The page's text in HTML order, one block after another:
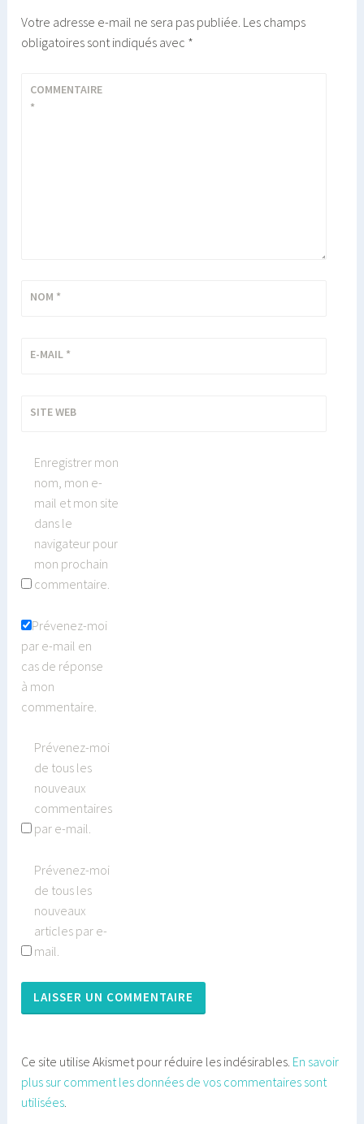
Votre adresse e-mail ne sera pas publiée. Les champs
obligatoires sont indiqués avec *
COMMENTAIRE
*
NOM *
E-MAIL *
SITE WEB
Enregistrer mon
nom, mon e-
mail et mon site
dans le
navigateur pour
mon prochain
commentaire.
Prévenez-moi
par e-mail en
cas de réponse
à mon
commentaire.
Prévenez-moi
de tous les
nouveaux
commentaires
par e-mail.
Prévenez-moi
de tous les
nouveaux
articles par e-
mail.
Ce site utilise Akismet pour réduire les indésirables. En savoir
plus sur comment les données de vos commentaires sont
utilisées